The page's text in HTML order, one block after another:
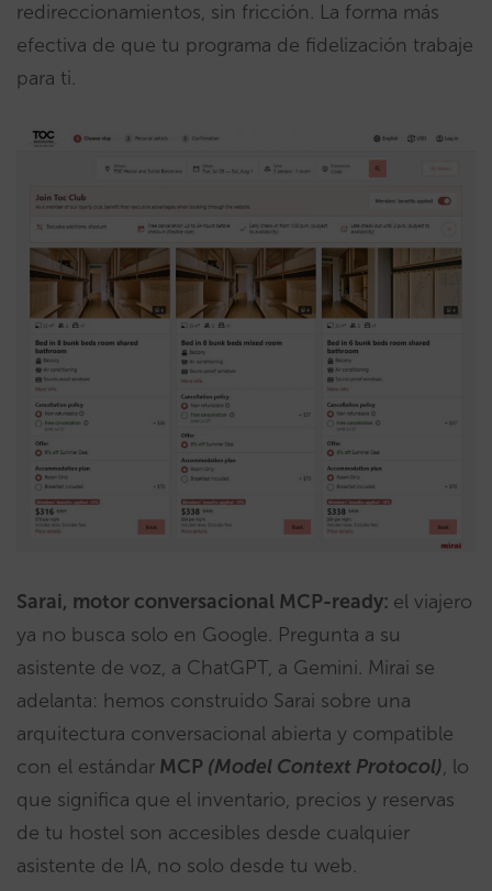
redireccionamientos, sin fricción. La forma más
efectiva de que tu programa de fidelización trabaje
para ti.
Sarai, motor conversacional MCP-ready: el viajero
ya no busca solo en Google. Pregunta a su
asistente de voz, a ChatGPT, a Gemini. Mirai se
adelanta: hemos construido Sarai sobre una
arquitectura conversacional abierta y compatible
con el estándar MCP (Model Context Protocol), lo
que significa que el inventario, precios y reservas
de tu hostel son accesibles desde cualquier
asistente de IA, no solo desde tu web.